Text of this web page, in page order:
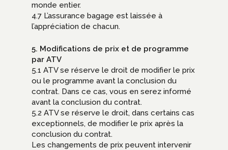
monde entier.
4.7 L’assurance bagage est laissée à
l’appréciation de chacun.
5. Modifications de prix et de programme
par ATV
5.1 ATV se réserve le droit de modifier le prix
ou le programme avant la conclusion du
contrat. Dans ce cas, vous en serez informé
avant la conclusion du contrat.
5.2 ATV se réserve le droit, dans certains cas
exceptionnels, de modifier le prix après la
conclusion du contrat.
Les changements de prix peuvent intervenir